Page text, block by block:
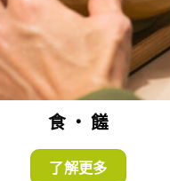
食 ・ 饈
了解更多